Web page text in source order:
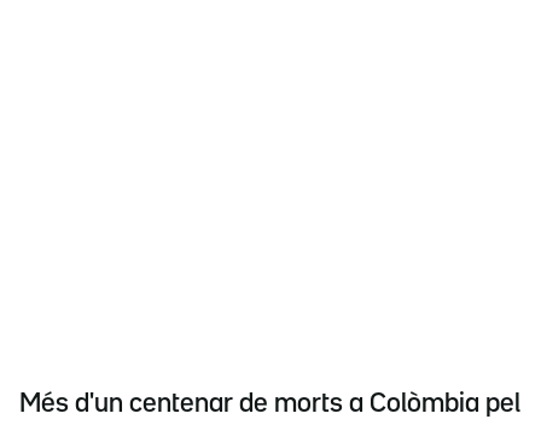
Més d'un centenar de morts a Colòmbia pel